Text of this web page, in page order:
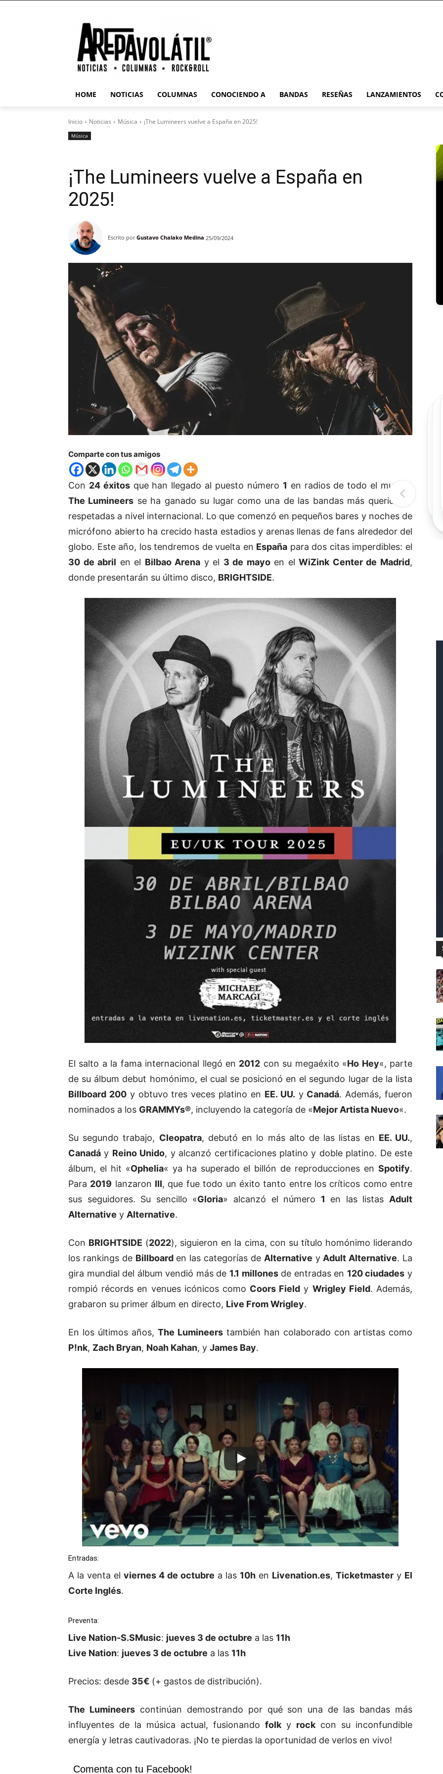
HOME NOTICIAS COLUMNAS CONOCIENDO A BANDAS RESEÑAS LANZAMIENTOS
Inicio Noticias Música ¡The Lumineers vuelve a España en 2025!
Música
¡The Lumineers vuelve a España en
2025!
Escrito por Gustavo Chalako Medina 25/09/2024
Comparte con tus amigos
Con 24 éxitosque han llegado al puesto número 1 en radios de todo el mundo,
The Lumineers se ha ganado su lugar como una de las bandas más queridas y
respetadas a nivel internacional. Lo que comenzó en pequeños bares y noches de
micrófono abierto ha crecido hasta estadios y arenas llenas de fans alrededor del
globo. Este año, los tendremos de vuelta en España para dos citas imperdibles: el
30 de abril en el Bilbao Arena y el 3 de mayoen elWiZink Center de Madrid,
donde presentarán su último disco, BRIGHTSIDE.
El salto a la fama internacional llegó en 2012 con su megaéxito «Ho Hey«, parte
de su álbum debut homónimo, el cual se posicionó en el segundo lugar de la lista
Billboard 200y obtuvo tres veces platino en EE. UU. y Canadá. Además, fueron
nominados a los GRAMMYs®, incluyendo la categoría de «Mejor Artista Nuevo«.
Su segundo trabajo, Cleopatra, debutó en lo más alto de las listas en EE. UU.,
Canadá y Reino Unido, y alcanzó certificaciones platino y doble platino. De este
álbum, el hit «Ophelia« ya ha superado el billón de reproducciones en Spotify.
Para 2019 lanzaron III, que fue todo un éxito tanto entre los críticos como entre
sus seguidores. Su sencillo «Gloria» alcanzó el número 1 en las listas Adult
Alternative y Alternative.
Con BRIGHTSIDE (2022), siguieron en la cima, con su título homónimo liderando
los rankings de Billboarden las categorías de Alternative y Adult Alternative. La
gira mundial del álbum vendió más de 1.1 millonesde entradas en 120 ciudades y
rompió récords en venues icónicos como Coors Field y Wrigley Field. Además,
grabaron su primer álbum en directo, Live From Wrigley.
En los últimos años, The Lumineers también han colaborado con artistas como
P!nk, Zach Bryan, Noah Kahan, y James Bay.
Entradas:
A la venta el viernes 4 de octubre a las 10h en Livenation.es, Ticketmaster y El
Corte Inglés.
Preventa:
Live Nation-S.SMusic: jueves 3 de octubre a las 11h
Live Nation: jueves 3 de octubre a las 11h
Precios: desde 35€ (+ gastos de distribución).
The Lumineerscontinúan demostrando por qué son una de las bandas más
influyentes de la música actual, fusionando folk y rock con su inconfundible
energía y letras cautivadoras. ¡No te pierdas la oportunidad de verlos en vivo!
Comenta con tu Facebook!